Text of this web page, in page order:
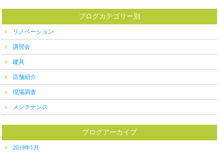
ブログカテゴリー別
リノベーション
講習会
建具
店舗紹介
現場調査
メンテナンス
ブログアーカイブ
2019年1月